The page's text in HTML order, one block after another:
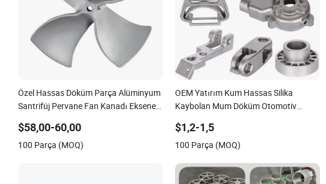
Özel Hassas Döküm Parça Alüminyum
Santrifüj Pervane Fan Kanadı Eksenel
$58,00-60,00
100 Parça (MOQ)
OEM Yatırım Kum Hassas Silika
Kaybolan Mum Döküm Otomotiv
Titanyum Bakır Alüminyum
Paslanmaz Çelik Alaşım Parçaları
$1,2-1,5
100 Parça (MOQ)